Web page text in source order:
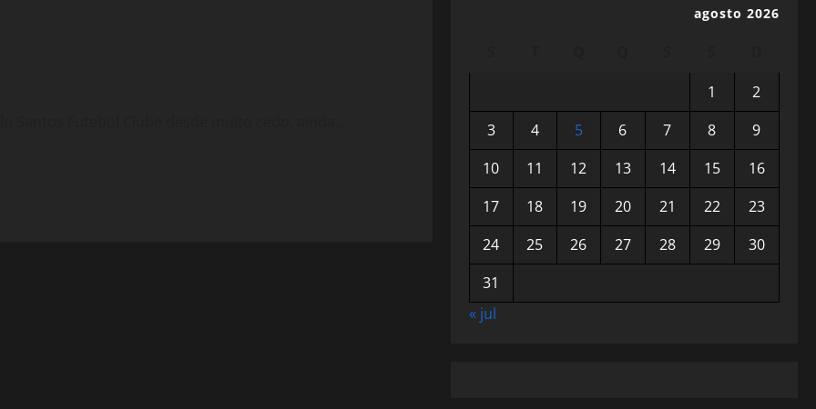
agosto 2026
1
2
3
4 5 6 7 8
9
10
11 12 13 14 15
16
17
18 19 20 21 22
23
24
25 26 27 28 29
30
31
« jul